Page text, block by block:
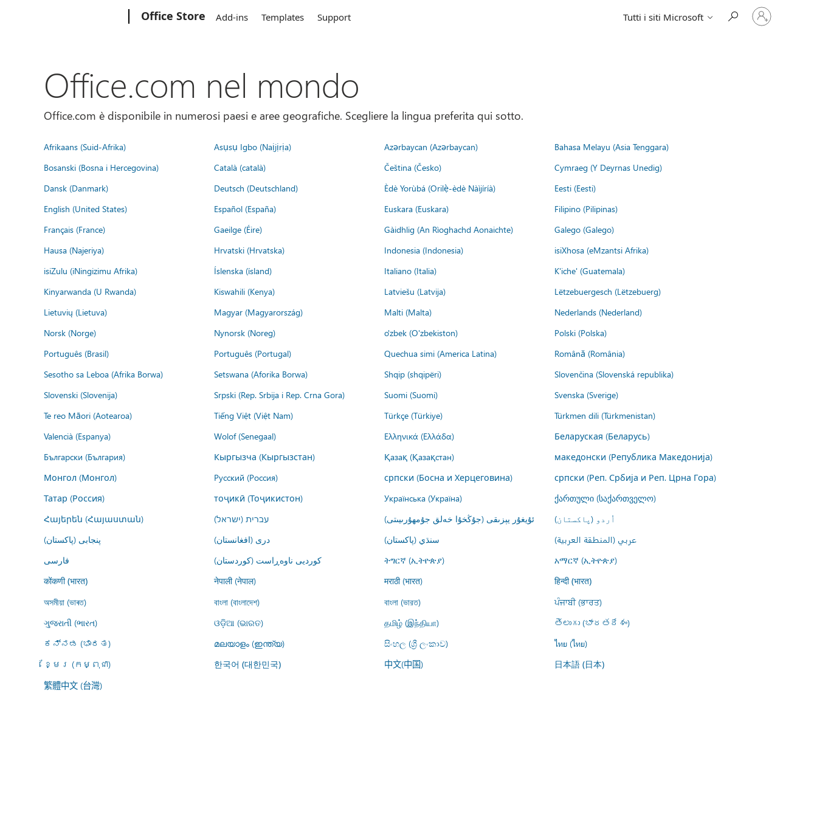
Office Store Add-ins Templates Support Tutti i siti Microsoft
Accedi
con
Office.com nel mondo
Office.com è disponibile in numerosi paesi e aree geografiche. Scegliere la lingua preferita qui sotto.
Afrikaans (Suid-Afrika) Asụsụ Igbo (Naịjịrịa) Azərbaycan (Azərbaycan)
Bahasa Melayu (Asia Tenggara)
Bosanski (Bosna i Hercegovina)
Català (català) Čeština (Česko)
Cymraeg (Y Deyrnas Unedig)
Dansk (Danmark)
Deutsch (Deutschland) Èdè Yorùbá (Orilẹ̀-èdè Nàìjíríà)
Eesti (Eesti)
English (United States)
Español (España) Euskara (Euskara)
Filipino (Pilipinas)
Français (France)
Gaeilge (Éire) Gàidhlig (An Rìoghachd Aonaichte)
Galego (Galego)
Hausa (Najeriya)
Hrvatski (Hrvatska) Indonesia (Indonesia)
isiXhosa (eMzantsi Afrika)
isiZulu (iNingizimu Afrika)
Íslenska (ísland) Italiano (Italia)
K'iche' (Guatemala)
Kinyarwanda (U Rwanda)
Kiswahili (Kenya) Latviešu (Latvija)
Lëtzebuergesch (Lëtzebuerg)
Lietuvių (Lietuva)
Magyar (Magyarország) Malti (Malta)
Nederlands (Nederland)
Norsk (Norge)
Nynorsk (Noreg) o'zbek (O'zbekiston)
Polski (Polska)
Português (Brasil)
Português (Portugal) Quechua simi (America Latina)
Română (România)
Sesotho sa Leboa (Afrika Borwa)
Setswana (Aforika Borwa) Shqip (shqipëri)
Slovenčina (Slovenská republika)
Slovenski (Slovenija)
Srpski (Rep. Srbija i Rep. Crna Gora) Suomi (Suomi)
Svenska (Sverige)
Te reo Māori (Aotearoa)
Tiếng Việt (Việt Nam) Türkçe (Türkiye)
Türkmen dili (Türkmenistan)
Valencià (Espanya)
Wolof (Senegaal) Ελληνικά (Ελλάδα)
Беларуская (Беларусь)
Български (България)
Кыргызча (Кыргызстан) Қазақ (Қазақстан)
македонски (Република Македонија)
Монгол (Монгол)
Русский (Россия) српски (Босна и Херцеговина)
српски (Реп. Србија и Реп. Црна Гора)
Татар (Россия)
тоҷикӣ (Тоҷикистон) Українська (Україна)
ქართული (საქართველო)
Հայերեն (Հայաստան)
עברית (ישראל) ئۇيغۇر يېزىقى (جۇڭخۇا خەلق جۇمھۇرىيىتى)
اُردو (پاکستان)
پنجابی (پاکستان)
درى (افغانستان) سنڌي (پاکستان)
عربي (المنطقة العربية)
فارسى
کوردیی ناوەڕاست (کوردستان) ትግርኛ (ኢትዮጵያ) አማርኛ (ኢትዮጵያ)
कोंकणी (भारत) नेपाली (नेपाल) मराठी (भारत) हिन्दी (भारत)
অসমীয়া (ভাৰত) বাংলা (বাংলাদেশ) বাংলা (ভারত)
ਪੰਜਾਬੀ (ਭਾਰਤ)
ગુજરાતી (ભારત)
ଓଡ଼ିଆ (ଭାରତ) தமிழ் (இந்தியா)
తెలుగు (భారతదేశం)
ಕನ್ನಡ (ಭಾರತ)
മലയാളം (ഇന്ത്യ) සිංහල (ශ්‍රී ලංකාව)
ไทย (ไทย)
ខ្មែរ (កម្ពុជា)
한국어 (대한민국) 中文(中国) 日本語 (日本)
繁體中文 (台灣)